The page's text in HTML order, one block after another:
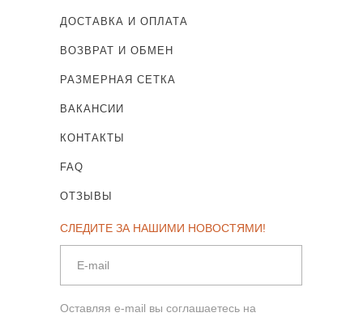
РАЗМЕРНАЯ СЕТКА
ДОСТАВКА И ОПЛАТА
КОНТАКТЫ
FAQ
ОТЗЫВЫ
СЛЕДИТЕ ЗА НАШИМИ НОВОСТЯМИ!
Оставляя e-mail вы соглашаетесь на
ВОЗВРАТ И ОБМЕН
ВАКАНСИИ